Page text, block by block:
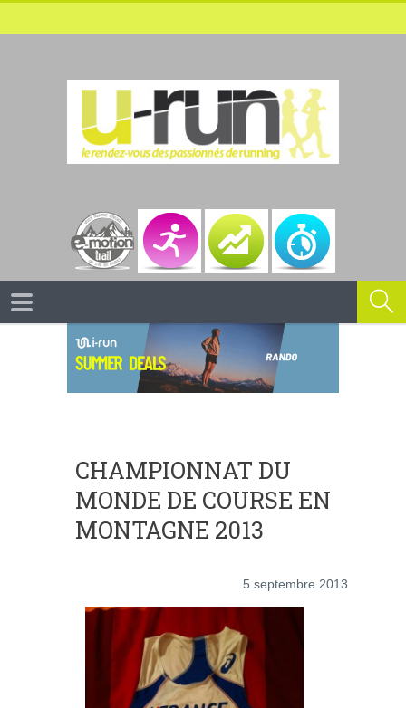
CHAMPIONNAT DU
MONDE DE COURSE EN
MONTAGNE 2013
5 septembre 2013